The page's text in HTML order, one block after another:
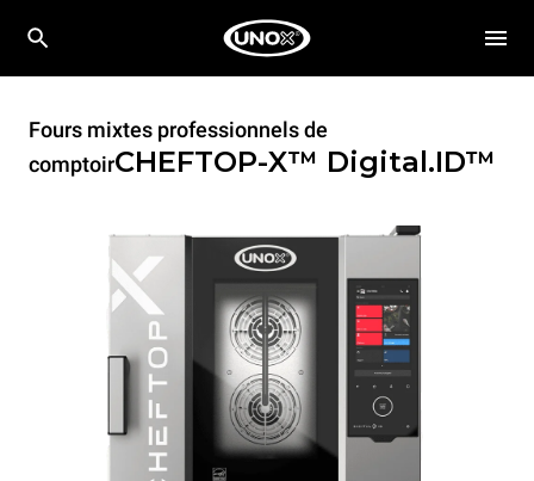
Fours mixtes professionnels de
comptoirCHEFTOP-X™ Digital.ID™